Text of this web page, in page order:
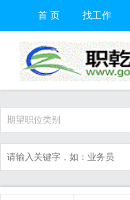
首 页 找工作
期望职位类别